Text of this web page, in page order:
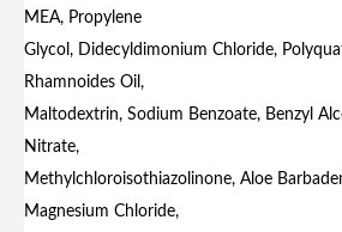
MEA, Propylene
Glycol, Didecyldimonium Chloride,
Rhamnoides Oil,
Maltodextrin, Sodium Benzoate, Benzyl
Nitrate,
Methylchloroisothiazolinone, Aloe
Magnesium Chloride,